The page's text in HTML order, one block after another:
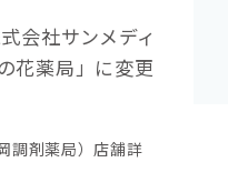
会社サンメディ
花薬局」に変更
調剤薬局）店舗詳